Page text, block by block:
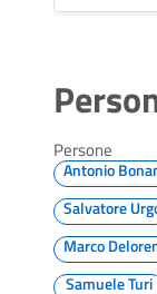
Persone
Antonio
Salvatore
Marco
Samuele Turi